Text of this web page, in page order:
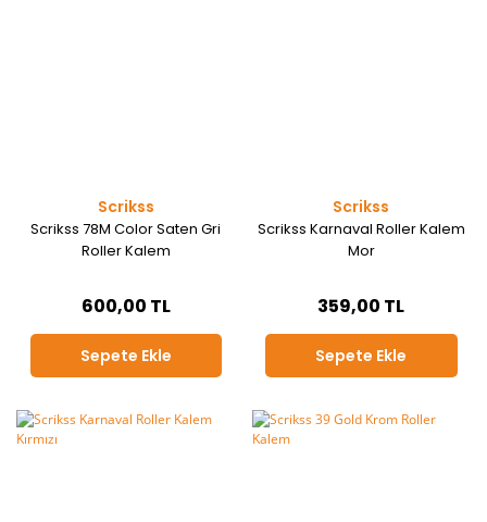
Scrikss
Scrikss 78M Color Saten Gri
Roller Kalem
600,00 TL
Sepete Ekle
Scrikss
Scrikss Karnaval Roller Kalem
Mor
359,00 TL
Sepete Ekle